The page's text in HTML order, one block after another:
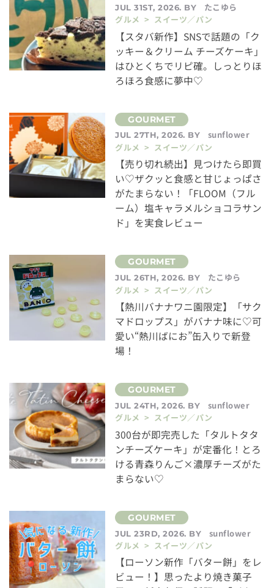
JUL 31ST, 2026. BY
たこゆら
グルメ > スイーツ／パン
【スタバ新作】SNSで話題の「ク
ッキー＆クリーム チーズケーキ」
はひとくちでリピ確。しっとりほ
ろほろ食感に夢中♡
JUL 27TH, 2026. BY
sunflower
グルメ > スイーツ／パン
【売り切れ続出】見つけたら即買
い♡ザクッと食感と甘じょっぱさ
がたまらない！「FLOOM（フル
ーム）塩キャラメルショコラサン
ド」を実食レビュー
JUL 26TH, 2026. BY
たこゆら
グルメ > スイーツ／パン
【熱川バナナワニ園限定】「サク
マドロップス」がバナナ味に♡可
愛い“熱川ばにお”缶入りで新登
場！
JUL 24TH, 2026. BY
sunflower
グルメ > スイーツ／パン
300台が即完売した「タルトタタ
ンチーズケーキ」が定番化！とろ
ける青森りんご×濃厚チーズがた
まらない♡
JUL 23RD, 2026. BY
sunflower
グルメ > スイーツ／パン
【ローソン新作「バター餅」をレ
ビュー！】思ったより焼き菓子